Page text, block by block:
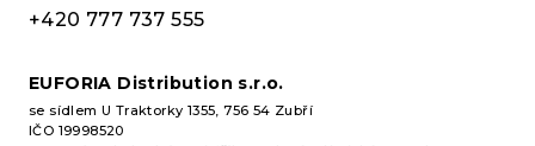
+420 777 737 555
EUFORIA Distribution s.r.o.
se sídlem U Traktorky 1355, 756 54 Zubří
IČO 19998520